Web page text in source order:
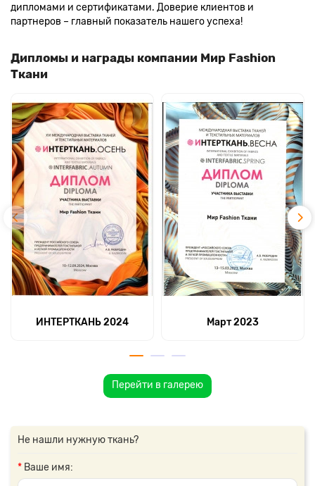
дипломами и сертификатами. Доверие клиентов и
партнеров – главный показатель нашего успеха!
Дипломы и награды компании Мир Fashion
Ткани
ИНТЕРТКАНЬ 2024 Март 2023
Перейти в галерею
Не нашли нужную ткань?
Ваше имя: